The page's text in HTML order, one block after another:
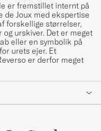
er fremstillet internt på
de Joux med ekspertise
forskellige størrelser,
urskiver. Det er meget
eller en symbolik på
urets ejer. Et
er derfor meget